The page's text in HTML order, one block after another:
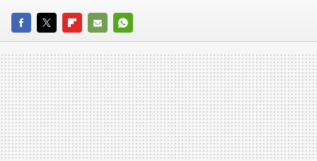
FACEBOOKTWITTERFLIPBOARD
E-
MAIL
WHATSAPP